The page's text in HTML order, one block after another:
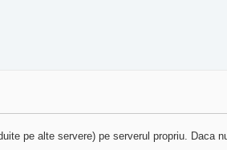
pe alte servere) pe serverul propriu. Daca